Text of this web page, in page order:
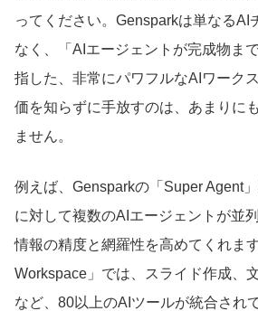
ってください。Gensparkは単なるAI
なく、「AIエージェントが完成物ま
指した、非常にパワフルなAIワーク
価を知らずに手放すのは、あまりに
ません。
例えば、Gensparkの「Super Agent
に対して複数のAIエージェントが並
情報の精度と網羅性を高めてくれま
Workspace」では、スライド作成、
など、80以上のAIツールが統合され